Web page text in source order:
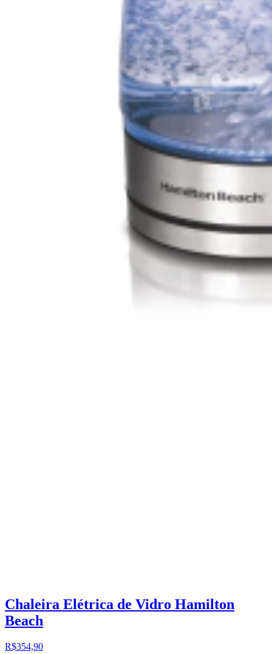
Chaleira Elétrica de Vidro Hamilton
Beach
R$354,90